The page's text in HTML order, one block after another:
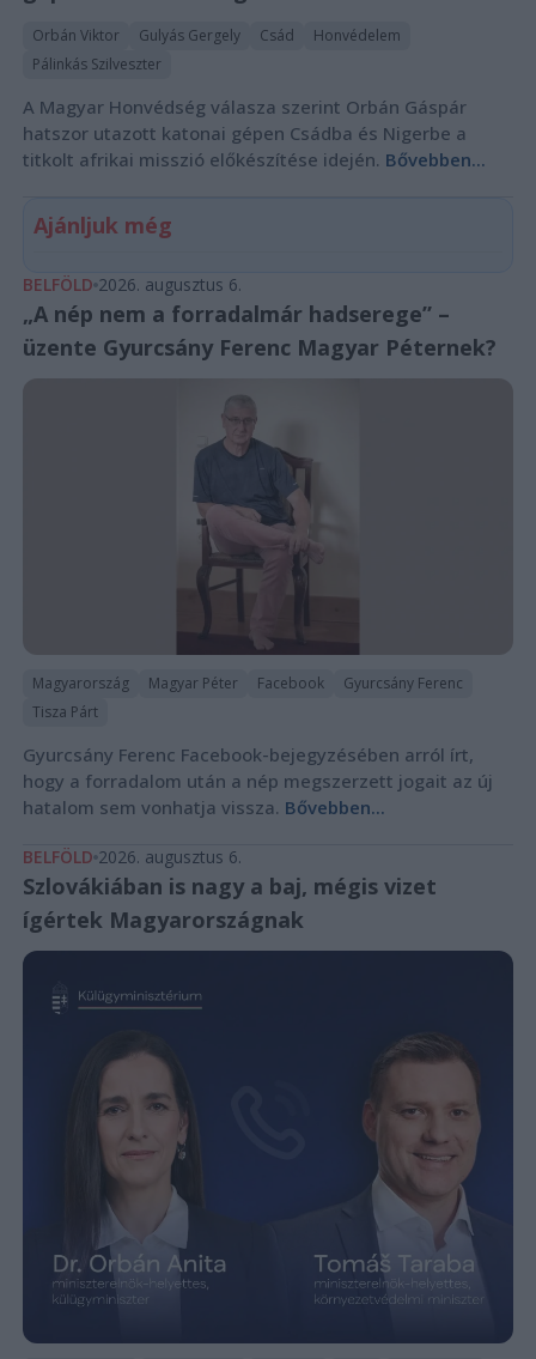
Orbán Viktor Gulyás Gergely Csád
Honvédelem
Pálinkás Szilveszter
A Magyar Honvédség válasza szerint Orbán Gáspár
hatszor utazott katonai gépen Csádba és Nigerbe a
titkolt afrikai misszió előkészítése idején. Bővebben...
Ajánljuk még
BELFÖLD 2026. augusztus 6.
„A nép nem a forradalmár hadserege” –
üzente Gyurcsány Ferenc Magyar Péternek?
Magyarország Magyar Péter Facebook
Gyurcsány Ferenc
Tisza Párt
Gyurcsány Ferenc Facebook-bejegyzésében arról írt,
hogy a forradalom után a nép megszerzett jogait az új
hatalom sem vonhatja vissza. Bővebben...
BELFÖLD 2026. augusztus 6.
Szlovákiában is nagy a baj, mégis vizet
ígértek Magyarországnak